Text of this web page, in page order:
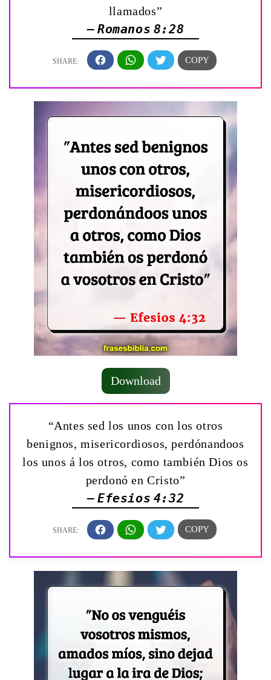
llamados”
— Romanos 8:28
Download
“Antes sed los unos con los otros
benignos, misericordiosos, perdónandoos
los unos á los otros, como también Dios os
perdonó en Cristo”
— Efesios 4:32